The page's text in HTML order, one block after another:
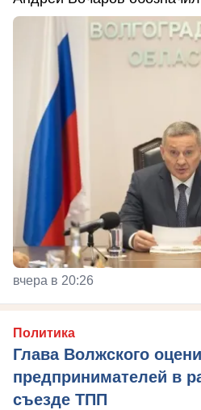
вчера в 20:26
Политика
Глава Волжского
предпринимателей в
съезде ТПП